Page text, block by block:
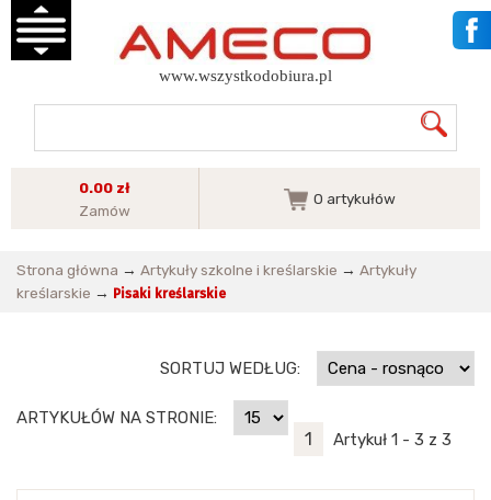
www.wszystkodobiura.pl
0.00 zł
Zamów
0 artykułów
Strona główna → Artykuły szkolne i kreślarskie → Artykuły
kreślarskie → Pisaki kreślarskie
SORTUJ WEDŁUG:
ARTYKUŁÓW NA STRONIE:
1 Artykuł 1 - 3 z 3